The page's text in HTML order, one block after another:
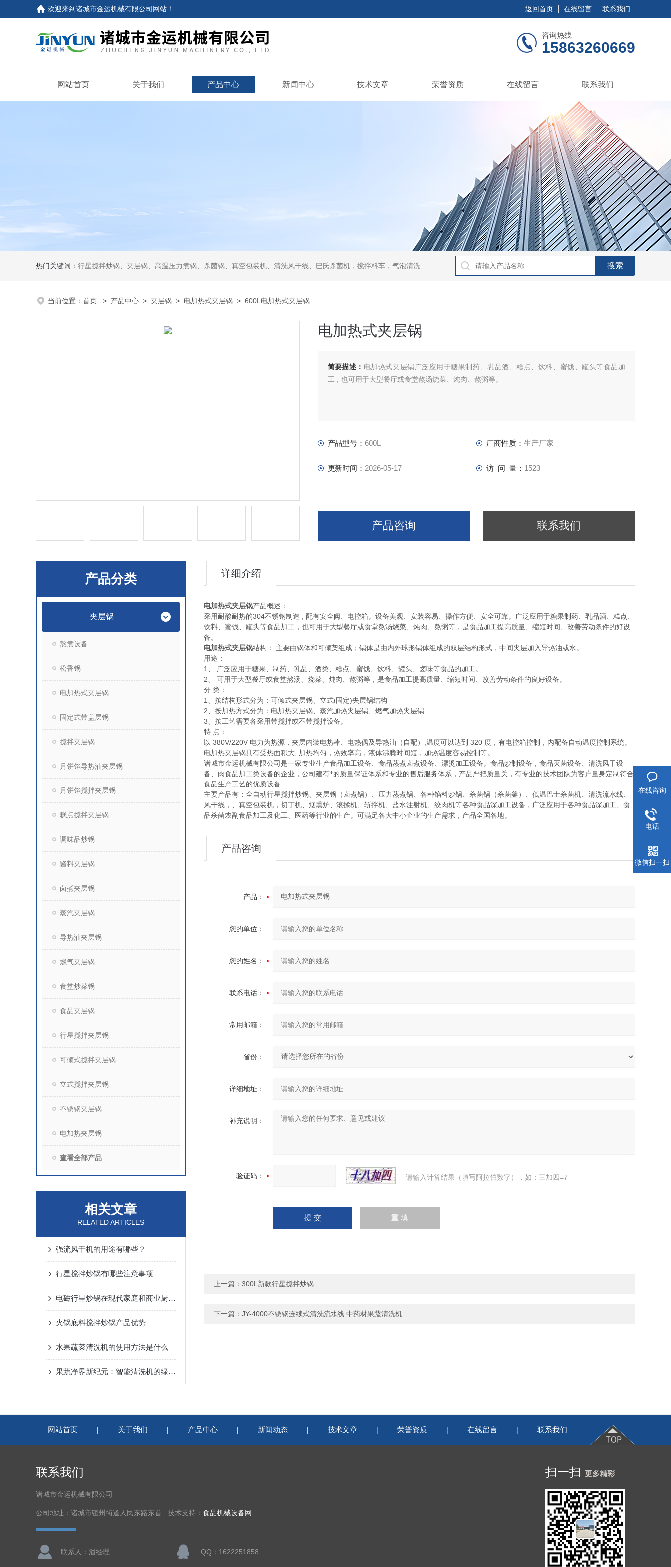
欢迎来到诸城市金运机械有限公司网站 ！ 返回首页 在线留言 联系我们
咨询热线
15863260669
网站首页 关于我们 产品中心 新闻中心 技术文章 荣誉资质 在线留言 联系我们
热门关键词： 行星搅拌炒锅、夹层锅、高温压力煮锅、杀菌锅、真空包装机、清洗风干线、巴氏杀菌机，搅拌料车，气泡清洗机，翻转风干机
当前位置： 首页 > 产品中心 > 夹层锅 > 电加热式夹层锅 > 600L电加热式夹层锅
电加热式夹层锅
简要描述： 电加热式夹层锅广泛应用于糖果制药、乳品酒、糕点、饮料、蜜饯、罐头等食品加
工，也可用于大型餐厅或食堂熬汤烧菜、炖肉、熬粥等。
产品型号： 600L 厂商性质： 生产厂家
更新时间： 2026-05-17 访 问 量： 1523
产品咨询 联系我们
产品分类
夹层锅
熬煮设备
松香锅
电加热式夹层锅
固定式带盖层锅
搅拌夹层锅
月饼馅导热油夹层锅
月饼馅搅拌夹层锅
糕点搅拌夹层锅
调味品炒锅
酱料夹层锅
卤煮夹层锅
蒸汽夹层锅
导热油夹层锅
燃气夹层锅
食堂炒菜锅
食品夹层锅
行星搅拌夹层锅
可倾式搅拌夹层锅
立式搅拌夹层锅
不锈钢夹层锅
电加热夹层锅
查看全部产品
相关文章
RELATED ARTICLES
强流风干机的用途有哪些？
行星搅拌炒锅有哪些注意事项
电磁行星炒锅在现代家庭和商业厨房中得到了广泛应用
火锅底料搅拌炒锅产品优势
水果蔬菜清洗机的使用方法是什么
果蔬净界新纪元：智能清洗机的绿色革命
详细介绍
电加热式夹层锅产品概述：
采用耐酸耐热的304不锈钢制造 , 配有安全阀、电控箱。设备美观、安装容易、操作方便、安全可靠。广泛应用于糖果制药、乳品酒、糕点、
饮料、蜜饯、罐头等食品加工，也可用于大型餐厅或食堂熬汤烧菜、炖肉、熬粥等，是食品加工提高质量、缩短时间、改善劳动条件的好设
备。
电加热式夹层锅结构： 主要由锅体和可倾架组成；锅体是由内外球形锅体组成的双层结构形式，中间夹层加入导热油或水。
用途：
1、 广泛应用于糖果、制药、乳品、酒类、糕点、蜜饯、饮料、罐头、卤味等食品的加工。
2、 可用于大型餐厅或食堂熬汤、烧菜、炖肉、熬粥等，是食品加工提高质量、缩短时间、改善劳动条件的良好设备。
分 类：
1、按结构形式分为：可倾式夹层锅、立式(固定)夹层锅结构
2、按加热方式分为：电加热夹层锅、蒸汽加热夹层锅、燃气加热夹层锅
3、按工艺需要各采用带搅拌或不带搅拌设备。
特 点：
以 380V/220V 电力为热源，夹层内装电热棒、电热偶及导热油（自配）,温度可以达到 320 度，有电控箱控制，内配备自动温度控制系统。
电加热夹层锅具有受热面积大, 加热均匀，热效率高，液体沸腾时间短，加热温度容易控制等。
诸城市金运机械有限公司是一家专业生产食品加工设备、食品蒸煮卤煮设备、漂烫加工设备。食品炒制设备，食品灭菌设备、清洗风干设
备、肉食品加工类设备的企业，公司建有*的质量保证体系和专业的售后服务体系，产品严把质量关，有专业的技术团队为客户量身定制符合
食品生产工艺的优质设备
主要产品有；全自动行星搅拌炒锅、夹层锅（卤煮锅）、压力蒸煮锅、各种馅料炒锅、杀菌锅（杀菌釜）、低温巴士杀菌机、清洗流水线、
风干线，、真空包装机，切丁机、烟熏炉、滚揉机、斩拌机、盐水注射机、绞肉机等各种食品深加工设备，广泛应用于各种食品深加工、食
品杀菌农副食品加工及化工、医药等行业的生产。可满足各大中小企业的生产需求，产品全国各地。
产品咨询
产品：
您的单位：
您的姓名：
联系电话：
常用邮箱：
省份：
详细地址：
补充说明：
验证码： 请输入计算结果（填写阿拉伯数字），如：三加四=7
上一篇： 300L新款行星搅拌炒锅
下一篇： JY-4000不锈钢连续式清洗流水线 中药材果蔬清洗机
网站首页 | 关于我们 | 产品中心 | 新闻动态 | 技术文章 | 荣誉资质 | 在线留言 | 联系我们
联系我们
诸城市金运机械有限公司
公司地址：诸城市密州街道人民东路东首 技术支持： 食品机械设备网
联系人：潘经理 QQ：1622251858
扫一扫 更多精彩
在线咨询
电话
微信扫一扫